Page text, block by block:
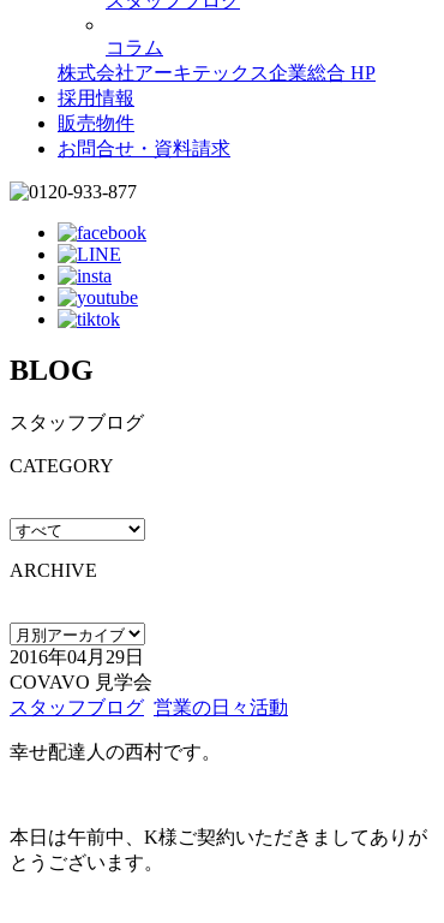
コラム
株式会社アーキテックス企業総合 HP
採用情報
販売物件
お問合せ・資料請求
BLOG
スタッフブログ
CATEGORY
ARCHIVE
2016年04月29日
COVAVO 見学会
スタッフブログ 営業の日々活動
幸せ配達人の西村です。
本日は午前中、K様ご契約いただきましてありが
とうございます。